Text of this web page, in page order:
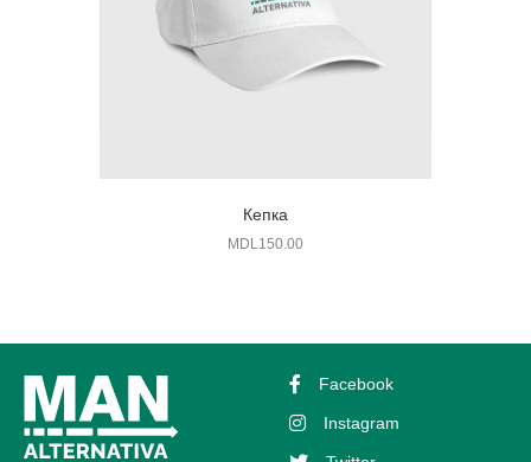
Кепка
MDL 150.00
Facebook
Instagram